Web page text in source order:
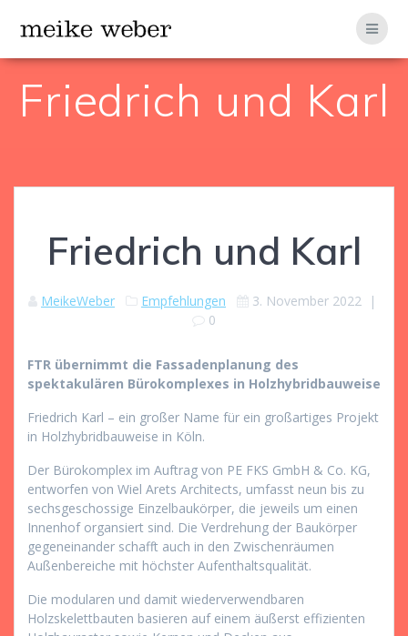
Friedrich und Karl
Friedrich und Karl
MeikeWeber Empfehlungen 3. November 2022 |
0
FTR übernimmt die Fassadenplanung des
spektakulären Bürokomplexes in Holzhybridbauweise
Friedrich Karl – ein großer Name für ein großartiges Projekt
in Holzhybridbauweise in Köln.
Der Bürokomplex im Auftrag von PE FKS GmbH & Co. KG,
entworfen von Wiel Arets Architects, umfasst neun bis zu
sechsgeschossige Einzelbaukörper, die jeweils um einen
Innenhof organsiert sind. Die Verdrehung der Baukörper
gegeneinander schafft auch in den Zwischenräumen
Außenbereiche mit höchster Aufenthaltsqualität.
Die modularen und damit wiederverwendbaren
Holzskelettbauten basieren auf einem äußerst effizienten